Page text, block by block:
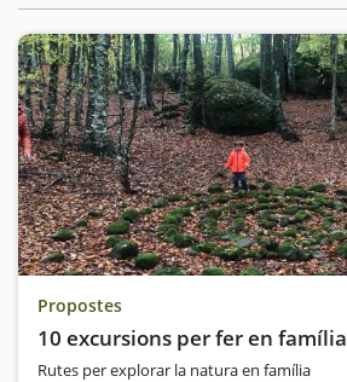
Propostes
10 excursions per fer en
Rutes per explorar la natura en família